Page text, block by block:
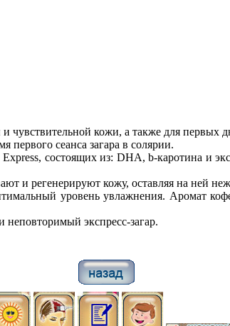
кожи, а также для первых
первого сеанса загара в солярии.
из: DHA, b-каротина и
и регенерируют кожу, оставляя на ней
уровень увлажнения. Аромат
экспресс-загар.